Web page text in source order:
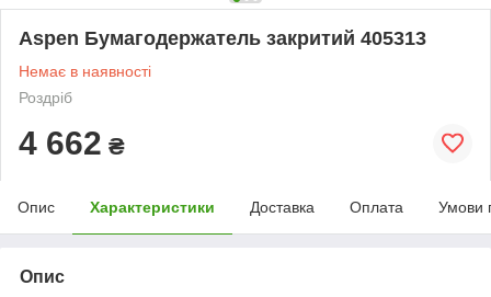
Aspen Бумагодержатель закритий 405313
Немає в наявності
Роздріб
4 662 ₴
Опис Характеристики Доставка Оплата Умови
Опис